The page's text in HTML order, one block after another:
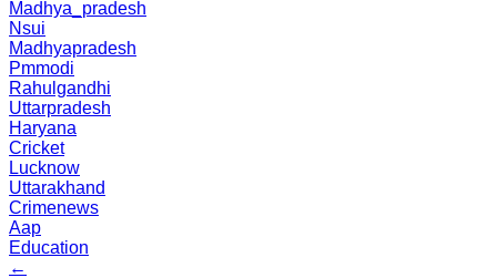
Madhya_pradesh
Nsui
Madhyapradesh
Pmmodi
Rahulgandhi
Uttarpradesh
Haryana
Cricket
Lucknow
Uttarakhand
Crimenews
Aap
Education
←